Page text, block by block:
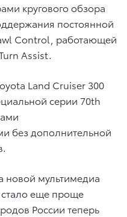
кругового обзора
постоянной
Control, работающей
Assist.
Land Cruiser 300
серии 70th
без дополнительной
новой мультимедиа
еще проще
России теперь